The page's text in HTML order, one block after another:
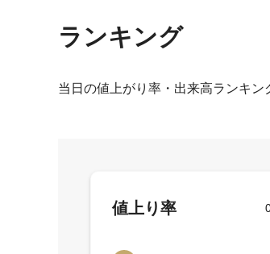
ランキング
当日の値上がり率・出来高ランキン